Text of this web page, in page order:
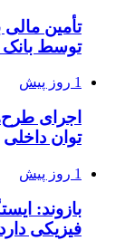
توسط
1 روز پیش
اجرای
توان داخلی
1 روز پیش
فیزیکی دارد